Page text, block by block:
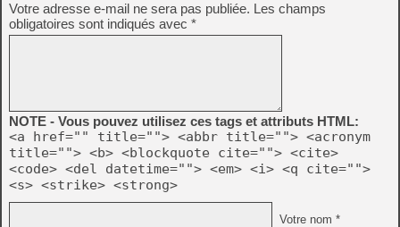
Votre adresse e-mail ne sera pas publiée. Les champs
obligatoires sont indiqués avec *
NOTE - Vous pouvez utilisez ces tags et attributs HTML:
<a href="" title=""> <abbr title=""> <acronym
title=""> <b> <blockquote cite=""> <cite>
<code> <del datetime=""> <em> <i> <q cite="">
<s> <strike> <strong>
Votre nom *